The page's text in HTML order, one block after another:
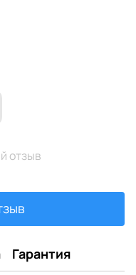
отзыв
Гарантия